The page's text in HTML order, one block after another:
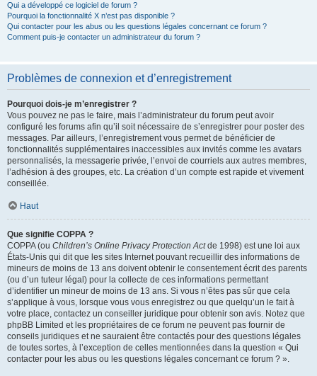
Qui a développé ce logiciel de forum ?
Pourquoi la fonctionnalité X n’est pas disponible ?
Qui contacter pour les abus ou les questions légales concernant ce forum ?
Comment puis-je contacter un administrateur du forum ?
Problèmes de connexion et d’enregistrement
Pourquoi dois-je m’enregistrer ?
Vous pouvez ne pas le faire, mais l’administrateur du forum peut avoir
configuré les forums afin qu’il soit nécessaire de s’enregistrer pour poster des
messages. Par ailleurs, l’enregistrement vous permet de bénéficier de
fonctionnalités supplémentaires inaccessibles aux invités comme les avatars
personnalisés, la messagerie privée, l’envoi de courriels aux autres membres,
l’adhésion à des groupes, etc. La création d’un compte est rapide et vivement
conseillée.
Haut
Que signifie COPPA ?
COPPA (ou Children’s Online Privacy Protection Actde 1998) est une loi aux
États-Unis qui dit que les sites Internet pouvant recueillir des informations de
mineurs de moins de 13 ans doivent obtenir le consentement écrit des parents
(ou d’un tuteur légal) pour la collecte de ces informations permettant
d’identifier un mineur de moins de 13 ans. Si vous n’êtes pas sûr que cela
s’applique à vous, lorsque vous vous enregistrez ou que quelqu’un le fait à
votre place, contactez un conseiller juridique pour obtenir son avis. Notez que
phpBB Limited et les propriétaires de ce forum ne peuvent pas fournir de
conseils juridiques et ne sauraient être contactés pour des questions légales
de toutes sortes, à l’exception de celles mentionnées dans la question « Qui
contacter pour les abus ou les questions légales concernant ce forum ? ».